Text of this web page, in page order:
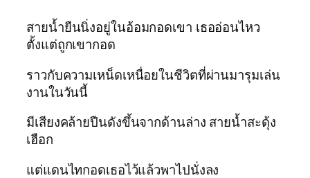
สายน้ำยืนนิ่งอยู่ในอ้อมกอดเขา เธออ่อนไหว
ตั้งแต่ถูกเขากอด
ราวกับความเหน็ดเหนื่อยในชีวิตที่ผ่านมารุมเล่น
งานในวันนี้
มีเสียงคล้ายปืนดังขึ้นจากด้านล่าง สายน้ำสะดุ้ง
เฮือก
แต่แดนไทกอดเธอไว้แล้วพาไปนั่งลง